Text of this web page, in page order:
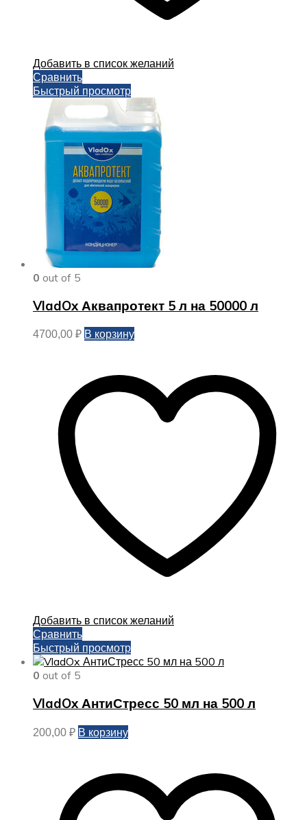
Добавить в список желаний
Сравнить
Быстрый просмотр
0 out of 5
VladOx Аквапротект 5 л на 50000 л
4700,00 ₽ В корзину
Добавить в список желаний
Сравнить
Быстрый просмотр
0 out of 5
VladOx АнтиСтресс 50 мл на 500 л
200,00 ₽ В корзину